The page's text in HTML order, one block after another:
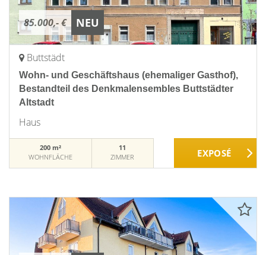
85.000,- € NEU
Buttstädt
Wohn- und Geschäftshaus (ehemaliger Gasthof),
Bestandteil des Denkmalensembles Buttstädter
Altstadt
Haus
200 m²
WOHNFLÄCHE
11
ZIMMER